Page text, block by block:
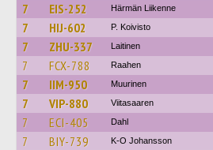
7 EIS-252 Härmän Liikenne
7 HIJ-602 P. Koivisto
7 ZHU-337 Laitinen
7 FCX-788 Raahen
7 IIM-950 Muurinen
7 VIP-880 Viitasaaren
7 ECI-405 Dahl
7 BIY-739 K-O Johansson